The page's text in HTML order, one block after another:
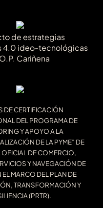
de estrategias
4.0 ideo-tecnológicas
Cariñena
DE CERTIFICACIÓN
DEL PROGRAMA DE
Y APOYO A LA
DE LA PYME” DE
OFICIAL DE COMERCIO,
Y NAVEGACIÓN DE
EL MARCO DEL PLAN DE
TRANSFORMACIÓN Y
(PRTR).